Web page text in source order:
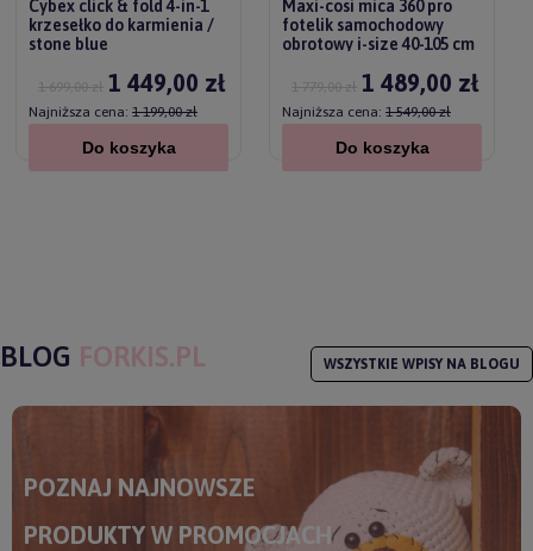
Cybex click & fold 4-in-1
krzesełko do karmienia /
stone blue
1 449,00 zł
1 699,00 zł
Najniższa cena: 1 199,00 zł
Do koszyka
Maxi-cosi mica 360 pro
fotelik samochodowy
obrotowy i-size 40-105 cm
1 489,00 zł
1 779,00 zł
Najniższa cena: 1 549,00 zł
Do koszyka
BLOG FORKIS.PL WSZYSTKIE WPISY NA BLOGU
POZNAJ NAJNOWSZE
PRODUKTY W PROMOCJACH